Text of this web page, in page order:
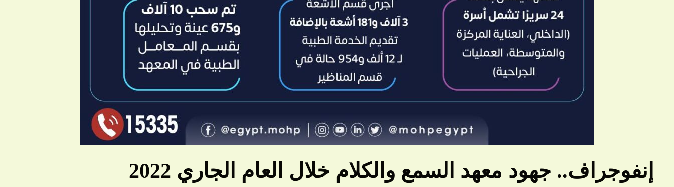
إنفوجراف.. جهود معهد السمع والكلام خلال العام الجاري 2022